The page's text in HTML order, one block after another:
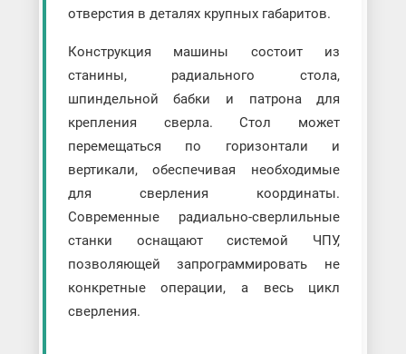
отверстия в деталях крупных габаритов.
Конструкция машины состоит из
станины, радиального стола,
шпиндельной бабки и патрона для
крепления сверла. Стол может
перемещаться по горизонтали и
вертикали, обеспечивая необходимые
для сверления координаты.
Современные радиально-сверлильные
станки оснащают системой ЧПУ,
позволяющей запрограммировать не
конкретные операции, а весь цикл
сверления.